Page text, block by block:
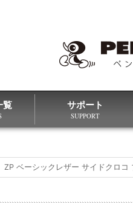
覧 サポート
SUPPORT
ZP ベーシックレザー サイドクロコ